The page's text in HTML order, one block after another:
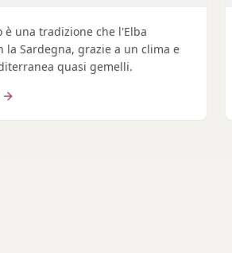
è una tradizione che l'Elba
la Sardegna, grazie a un clima e
quasi gemelli.